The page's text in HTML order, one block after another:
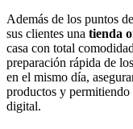
Además de los puntos
sus clientes una tienda
casa con total
preparación rápida de
en el mismo día,
productos y
digital.